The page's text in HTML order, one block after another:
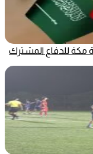
مكة للدفاع المشترك